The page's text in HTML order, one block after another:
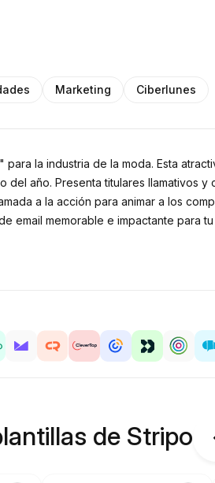
Marketing Ciberlunes
la industria de la moda. Esta
año. Presenta titulares llamativos
a la acción para animar a los
email memorable e impactante para
de Stripo